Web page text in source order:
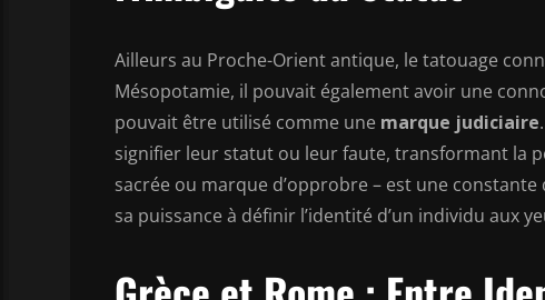
Ailleurs au Proche-Orient antique, le tatouage
Mésopotamie, il pouvait également avoir une
pouvait être utilisé comme une marque judiciaire
signifier leur statut ou leur faute, transformant la
sacrée ou marque d’opprobre – est une
sa puissance à définir l’identité d’un individu aux